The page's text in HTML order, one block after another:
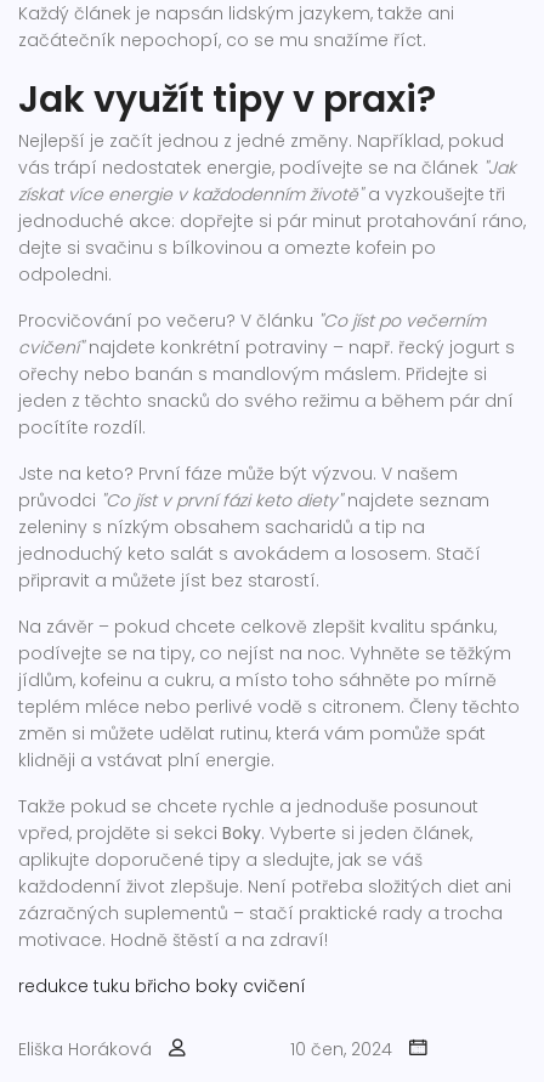
Každý článek je napsán lidským jazykem, takže ani
začátečník nepochopí, co se mu snažíme říct.
Jak využít tipy v praxi?
Nejlepší je začít jednou z jedné změny. Například, pokud
vás trápí nedostatek energie, podívejte se na článek "Jak
získat více energie v každodenním životě"a vyzkoušejte tři
jednoduché akce: dopřejte si pár minut protahování ráno,
dejte si svačinu s bílkovinou a omezte kofein po
odpoledni.
Procvičování po večeru? V článku "Co jíst po večerním
cvičení"najdete konkrétní potraviny – např. řecký jogurt s
ořechy nebo banán s mandlovým máslem. Přidejte si
jeden z těchto snacků do svého režimu a během pár dní
pocítíte rozdíl.
Jste na keto? První fáze může být výzvou. V našem
průvodci "Co jíst v první fázi keto diety"najdete seznam
zeleniny s nízkým obsahem sacharidů a tip na
jednoduchý keto salát s avokádem a lososem. Stačí
připravit a můžete jíst bez starostí.
Na závěr – pokud chcete celkově zlepšit kvalitu spánku,
podívejte se na tipy, co nejíst na noc. Vyhněte se těžkým
jídlům, kofeinu a cukru, a místo toho sáhněte po mírně
teplém mléce nebo perlivé vodě s citronem. Členy těchto
změn si můžete udělat rutinu, která vám pomůže spát
klidněji a vstávat plní energie.
Takže pokud se chcete rychle a jednoduše posunout
vpřed, projděte si sekci Boky. Vyberte si jeden článek,
aplikujte doporučené tipy a sledujte, jak se váš
každodenní život zlepšuje. Není potřeba složitých diet ani
zázračných suplementů – stačí praktické rady a trocha
motivace. Hodně štěstí a na zdraví!
redukce tuku břicho boky cvičení
Eliška Horáková
10 čen, 2024